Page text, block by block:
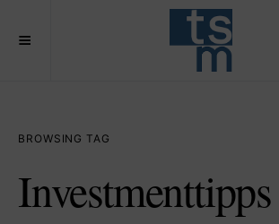
BROWSING TAG
Investmenttipps